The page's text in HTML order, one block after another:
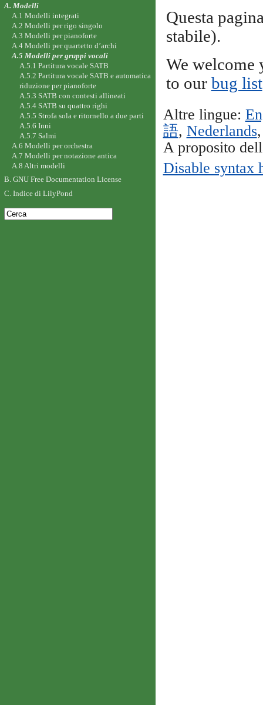
Questa
stabile).
We welcome
to our bug list
Altre lingue:
語, Nederlands
A proposito
Disable syntax
A. Modelli
A.1 Modelli integrati
A.2 Modelli per rigo singolo
A.3 Modelli per pianoforte
A.4 Modelli per quartetto d’archi
A.5 Modelli per gruppi vocali
A.5.1 Partitura vocale SATB
A.5.2 Partitura vocale SATB e automatica
riduzione per pianoforte
A.5.3 SATB con contesti allineati
A.5.4 SATB su quattro righi
A.5.5 Strofa sola e ritornello a due parti
A.5.6 Inni
A.5.7 Salmi
A.6 Modelli per orchestra
A.7 Modelli per notazione antica
A.8 Altri modelli
B. GNU Free Documentation License
C. Indice di LilyPond